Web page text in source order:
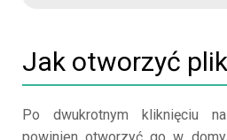
Jak otworzyć
Po dwukrotnym kliknięciu